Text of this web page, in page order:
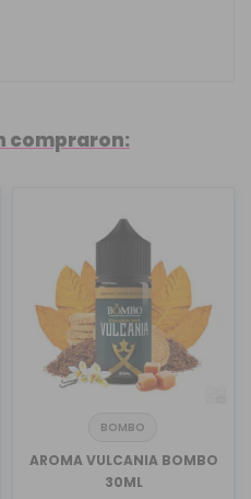
compraron:
BOMBO
AROMA VULCANIA BOMBO
30ML